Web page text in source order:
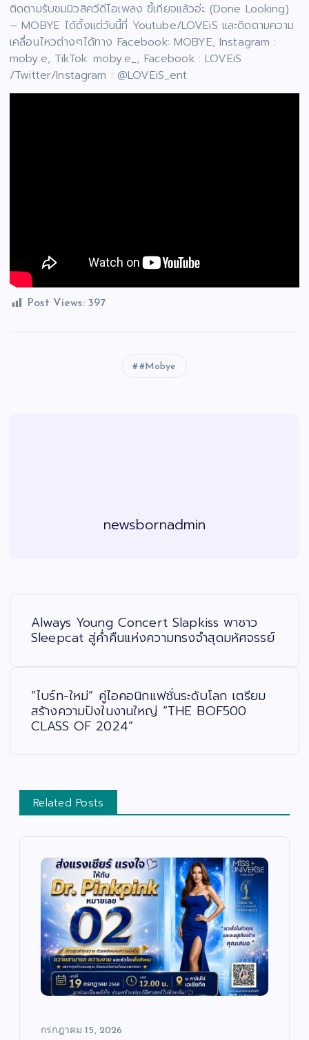
ติดตามรับชมมิวสิควีดีโอเพลง ขี้เกียจแล้วอ่ะ (Done Looking)
– MOBYE ได้ตั้งแต่วันนี้ที่ Youtube/LOVEiS และติดตามความ
เคลื่อนไหวต่างๆได้ทาง Facebook: MOBYE, Instagram :
moby.e, TikTok: moby.e_, Facebook : LOVEiS
/Twitter/Instagram : @LOVEiS_ent
Post Views: 397
#Mobye
newsbornadmin
Always Young Concert Slapkiss พาชาว
Sleepcat สู่ค่ำคืนแห่งความทรงจำสุดมหัศจรรย์
“ไบร์ท-ใหม่” คู่ไอคอนิกแฟชั่นระดับโลก เตรียม
สร้างความปังในงานใหญ่ “THE BOF500
CLASS OF 2024”
Related Posts
กรกฎาคม 15, 2026